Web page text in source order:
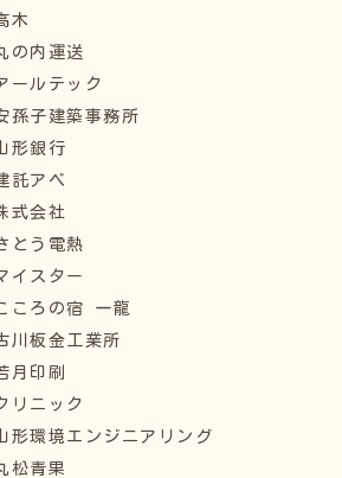
木
の内運送
ールテック
孫子建築事務所
形銀行
託アベ
式会社
とう電熱
イスター
ころの宿 一龍
川板金工業所
月印刷
リニック
形環境エンジニアリング
松青果